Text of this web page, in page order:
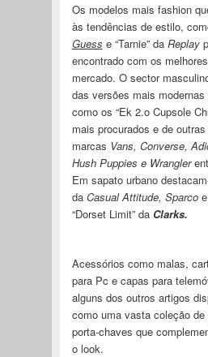
Os modelos mais fashion
às tendências de estilo,
Guess e “Tarnie” da Replay
encontrado com os
mercado. O sector
das versões mais modernas
como os “Ek 2.o Cupsole
mais procurados e de
marcas Vans, Converse,
Hush Puppies e Wrangler
Em sapato urbano
da Casual Attitude, Sparcoe
“Dorset Limit” da Clarks.
Acessórios como malas,
para Pc e capas para
alguns dos outros artigos
como uma vasta coleção
porta-chaves que
o look.